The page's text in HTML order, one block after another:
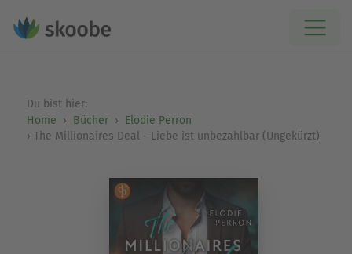
Du bist hier:
Home
Bücher
Elodie Perron
The Millionaires Deal - Liebe ist unbezahlbar (Ungekürzt)